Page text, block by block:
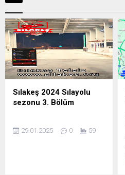
Sılakeş 2024 Sılayolu
sezonu 3. Bölüm
29.01.2025 0 59